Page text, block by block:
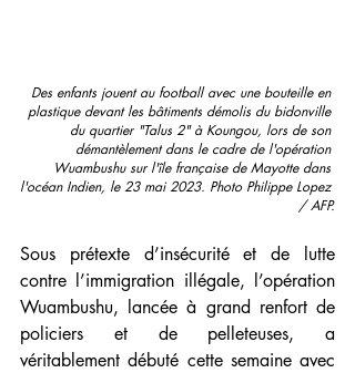
Des enfants jouent au football avec une bouteille en
plastique devant les bâtiments démolis du bidonville
du quartier "Talus 2" à Koungou, lors de son
démantèlement dans le cadre de l'opération
Wuambushu sur l'île française de Mayotte dans
l'océan Indien, le 23 mai 2023. Photo Philippe Lopez
/ AFP.
Sous prétexte d’insécurité et de lutte
contre l’immigration illégale, l’opération
Wuambushu, lancée à grand renfort de
policiers et de pelleteuses, a
véritablement débuté cette semaine avec